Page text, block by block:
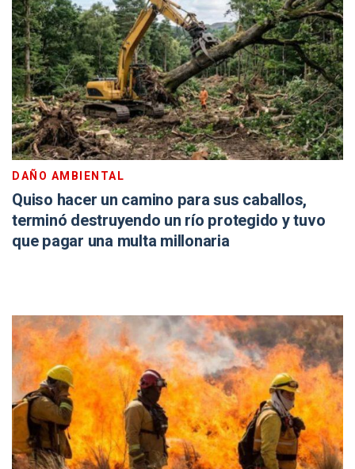
DAÑO AMBIENTAL
Quiso hacer un camino para sus caballos,
terminó destruyendo un río protegido y tuvo
que pagar una multa millonaria